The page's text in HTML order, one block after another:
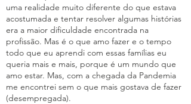
uma realidade muito diferente do que estava
acostumada e tentar resolver algumas histórias
era a maior dificuldade encontrada na
profissão. Mas é o que amo fazer e o tempo
todo que eu aprendi com essas famílias eu
queria mais e mais, porque é um mundo que
amo estar. Mas, com a chegada da Pandemia
me encontrei sem o que mais gostava de fazer
(desempregada).